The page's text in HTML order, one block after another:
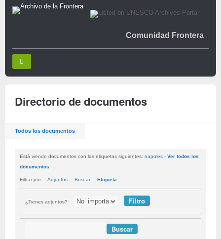
Comunidad Frontera
Directorio de documentos
Todos los documentos
Está viendo documentos con las etiquetas siguientes: napoles - Ver todos los
documentos
Filtrar por: Adjuntos Buscar Etiqueta
¿Tienes adjuntos?